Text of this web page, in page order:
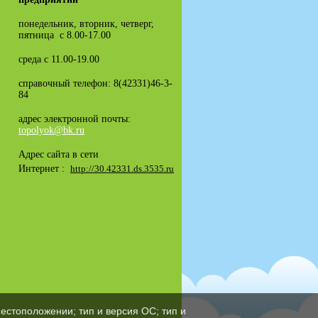
понедельник, вторник, четверг,
пятница с 8.00-17.00
среда с 11.00-19.00
справочный телефон: 8(42331)46-3-
84
адрес электронной почты:
topolyok@bk.ru
Адрес сайта в сети
Интернет : http://30.42331.ds.3535.ru
тип и версия ОС; тип и